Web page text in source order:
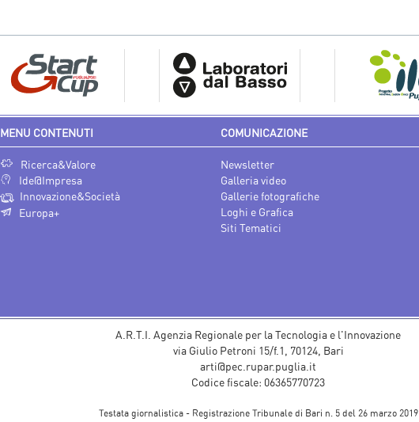
MENU CONTENUTI
Ricerca&Valore
Ide@Impresa
Innovazione&Società
Europa+
COMUNICAZIONE
Newsletter
Galleria video
Gallerie fotografiche
Loghi e Grafica
Siti Tematici
A.R.T.I. Agenzia Regionale per la Tecnologia e l'Innovazione
via Giulio Petroni 15/f.1, 70124, Bari
arti@pec.rupar.puglia.it
Codice fiscale: 06365770723
Testata giornalistica - Registrazione Tribunale di Bari n. 5 del 26 marzo 2019